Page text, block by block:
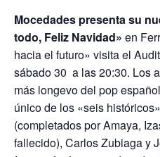
Mocedades presenta su
todo, Feliz Navidad» en
hacia el futuro» visita el
sábado 30 a las 20:30. Los
más longevo del pop
único de los «seis
(completados por Amaya,
fallecido), Carlos Zubiaga y